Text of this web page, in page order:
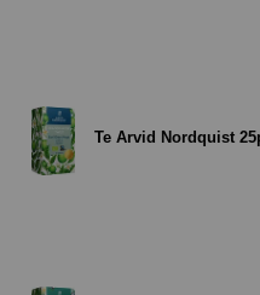
Te Arvid Nordquist